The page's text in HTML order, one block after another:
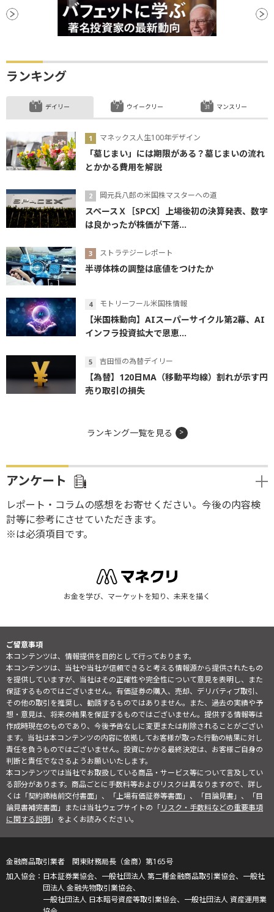
ランキング
デイリー
マネックス人生100年デザイン
「墓じまい」には期限がある？墓じまいの流れ
とかかる費用を解説
岡元兵八郎の米国株マスターへの道
スペースＸ［SPCX］上場後初の決算発表、数字
は良かったが株価が下落...
ストラテジーレポート
半導体株の調整は底値をつけたか
モトリーフール米国株情報
【米国株動向】AIスーパーサイクル第2幕、AI
インフラ投資拡大で恩恵...
吉田恒の為替デイリー
【為替】120日MA（移動平均線）割れが示す円
売り取引の損失
ウイークリー マンスリー
ランキング一覧を見る
アンケート
レポート・コラムの感想をお寄せください。今後の内容検
討等に参考にさせていただきます。
※は必須項目です。
お金を学び、マーケットを知り、未来を描く
ご留意事項
本コンテンツは、情報提供を目的として行っております。
本コンテンツは、当社や当社が信頼できると考える情報源から提供されたもの
を提供していますが、当社はその正確性や完全性について意見を表明し、また
保証するものではございません。有価証券の購入、売却、デリバティブ取引、
その他の取引を推奨し、勧誘するものではありません。また、過去の実績や予
想・意見は、将来の結果を保証するものではございません。提供する情報等は
作成時現在のものであり、今後予告なしに変更または削除されることがござい
ます。当社は本コンテンツの内容に依拠してお客様が取った行動の結果に対し
責任を負うものではございません。投資にかかる最終決定は、お客様ご自身の
判断と責任でなさるようお願いいたします。
本コンテンツでは当社でお取扱している商品・サービス等について言及してい
る部分があります。商品ごとに手数料等およびリスクは異なりますので、詳し
くは「契約締結前交付書面」、「上場有価証券等書面」、「目論見書」、「目
論見書補完書面」または当社ウェブサイトの「リスク・手数料などの重要事項
に関する説明」をよくお読みください。
金融商品取引業者 関東財務局長（金商）第165号
日本証券業協会、一般社団法人 第二種金融商品取引業協会、一般社
団法人 金融先物取引業協会、
一般社団法人 日本暗号資産等取引業協会、一般社団法人 資産運用業